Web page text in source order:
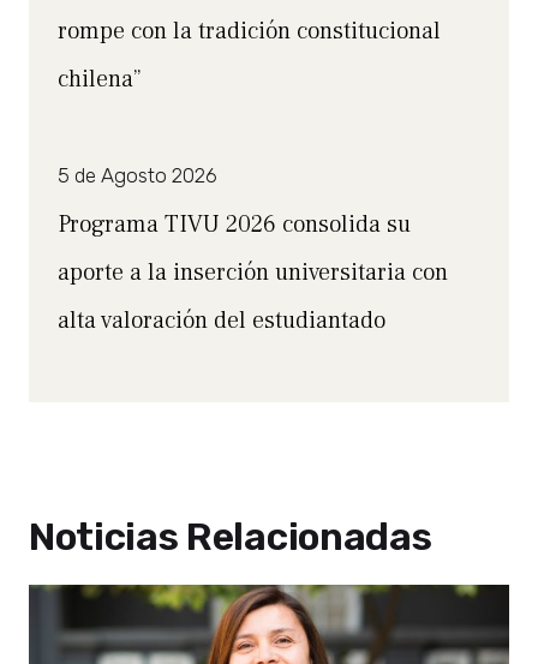
rompe con la tradición constitucional
chilena”
5 de Agosto 2026
Programa TIVU 2026 consolida su
aporte a la inserción universitaria con
alta valoración del estudiantado
Noticias Relacionadas